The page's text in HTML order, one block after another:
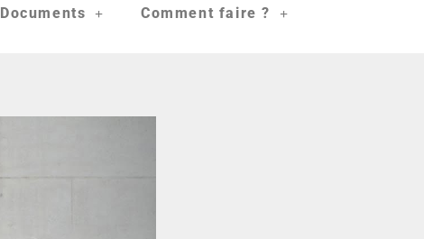
Documents Comment faire ?